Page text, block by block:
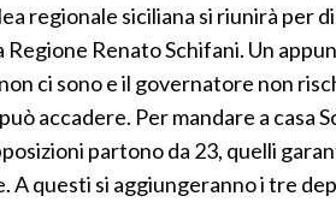
regionale siciliana si riunirà per
Renato Schifani. Un
ci sono e il governatore non
accadere. Per mandare a casa
partono da 23, quelli
questi si aggiungeranno i tre